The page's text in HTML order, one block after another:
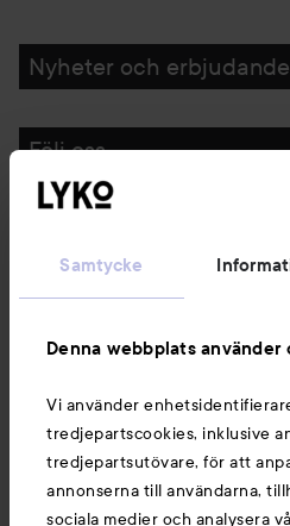
Samtycke
Denna webbplats använder
Vi använder
tredjepartscookies, inklusive
tredjepartsutövare, för att
annonserna till användarna,
sociala medier och analysera
Nyheter och
Följ oss
Du kanske också gillar